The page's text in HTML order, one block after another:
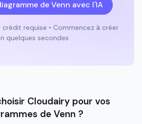
de Venn avec l'IA
requise • Commencez à créer
quelques secondes
Cloudairy pour vos
de Venn ?